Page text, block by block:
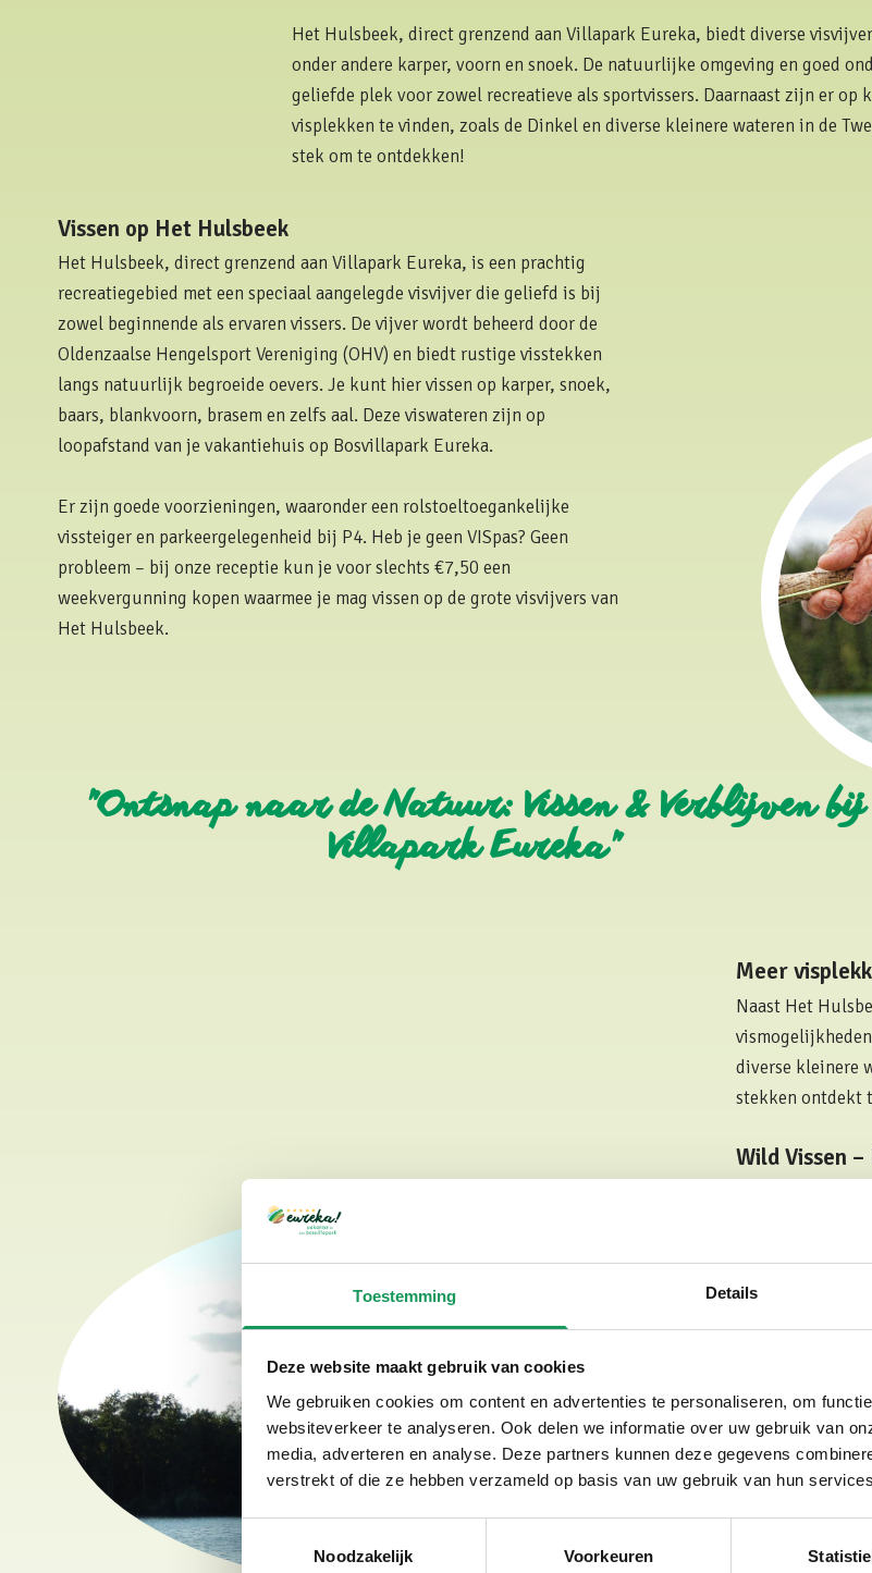
Toestemming Details
Deze website maakt gebruik van cookies
We gebruiken cookies om content en advertenties te personaliseren, om
websiteverkeer te analyseren. Ook delen we informatie over uw gebruik van
media, adverteren en analyse. Deze partners kunnen deze gegevens
verstrekt of die ze hebben verzameld op basis van uw gebruik van hun
Toestemmingsselectie
Noodzakelijk
Voorkeuren
Het Hulsbeek, direct grenzend aan Villapark Eureka, biedt diverse
onder andere karper, voorn en snoek. De natuurlijke omgeving en goed
geliefde plek voor zowel recreatieve als sportvissers. Daarnaast zijn er op
visplekken te vinden, zoals de Dinkel en diverse kleinere wateren in de
stek om te ontdekken!
Vissen op Het Hulsbeek
Het Hulsbeek, direct grenzend aan Villapark Eureka, is een prachtig
recreatiegebied met een speciaal aangelegde visvijver die geliefd is bij
zowel beginnende als ervaren vissers. De vijver wordt beheerd door de
Oldenzaalse Hengelsport Vereniging (OHV) en biedt rustige visstekken
langs natuurlijk begroeide oevers. Je kunt hier vissen op karper, snoek,
baars, blankvoorn, brasem en zelfs aal. Deze viswateren zijn op
loopafstand van je vakantiehuis op Bosvillapark Eureka.
Er zijn goede voorzieningen, waaronder een rolstoeltoegankelijke
vissteiger en parkeergelegenheid bij P4. Heb je geen VISpas? Geen
probleem – bij onze receptie kun je voor slechts €7,50 een
weekvergunning kopen waarmee je mag vissen op de grote visvijvers van
Het Hulsbeek.
"Ontsnap naar de Natuur: Vissen & Verblijven bij
Villapark Eureka"
Meer
Naast Het
diverse kleinere
stekken ontdekt
Wild Vissen
Wil je tijdens je
regio Twente
beginnende als
organiseren –
Veilige
Bij Villapark
Verschillende
visspullen veilig
zorgen te